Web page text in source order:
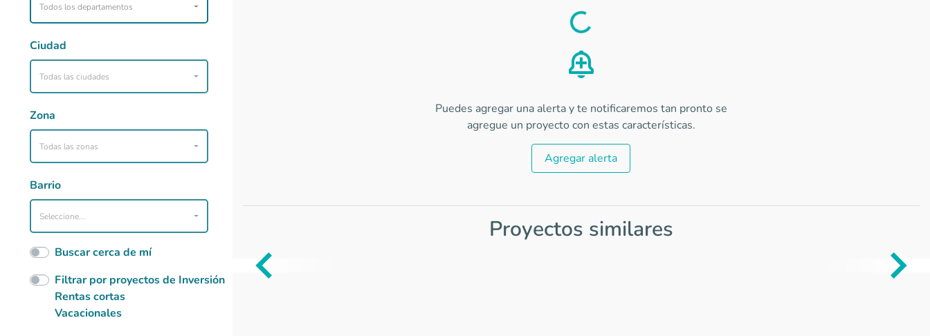
Load
Puedes agregar una alerta y te notificaremos tan pronto se
agregue un proyecto con estas características.
Agregar alerta
Proyectos similares
Item
Todos los departamentos
Ciudad
Todas las ciudades
Zona
Todas las zonas
Barrio
Seleccione...
Buscar cerca de mí
Filtrar por proyectos de Inversión
Rentas cortas
Vacacionales